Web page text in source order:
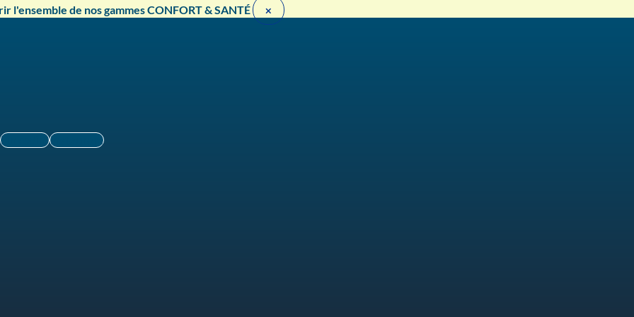
l'ensemble de nos gammes CONFORT & SANTÉ ×
Linkedin
Instagram